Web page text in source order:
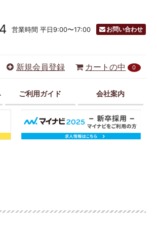
営業時間 平日9:00〜17:00 お問い合わせ
新規会員登録 カートの中 0
ご利用ガイド 会社案内